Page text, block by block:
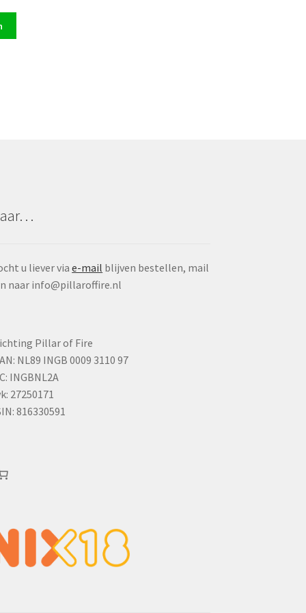
u liever viae-mail blijven bestellen, mail
naar info@pillaroffire.nl
Pillar of Fire
NL89 INGB 0009 3110 97
INGBNL2A
27250171
816330591